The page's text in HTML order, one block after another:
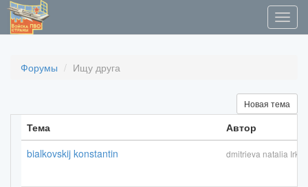
Форумы Ищу друга
Новая тема
Тема
Автор
bialkovskij konstantin
dmitrieva natalia